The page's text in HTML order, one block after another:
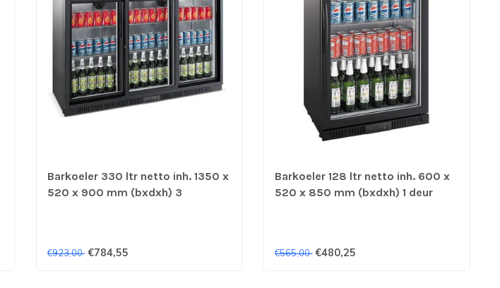
Barkoeler 330 ltr netto inh. 1350 x
520 x 900 mm (bxdxh) 3
€923,00 €784,55
Barkoeler 128 ltr netto inh. 600 x
520 x 850 mm (bxdxh) 1 deur
€565,00 €480,25